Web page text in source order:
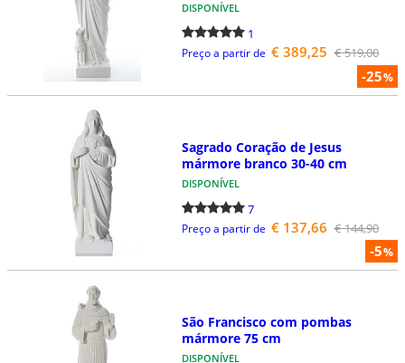
-25%
DISPONÍVEL
1
Preço a partir de € 389,25 € 519,00
-5%
Sagrado Coração de Jesus
mármore branco 30-40 cm
DISPONÍVEL
7
Preço a partir de € 137,66 € 144,90
São Francisco com pombas
mármore 75 cm
DISPONÍVEL